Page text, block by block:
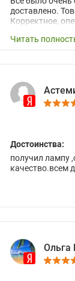
доставлено.
Корректное,
Читать
Достоинства:
получил лампу
качество.всем
Ольга